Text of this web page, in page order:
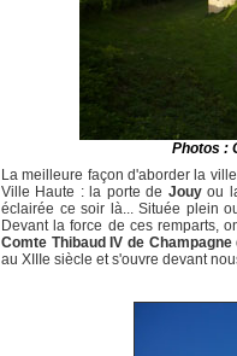
Photos :
La meilleure façon d'aborder la
Ville Haute : la porte de Jouyou
éclairée ce soir là... Située plein
Devant la force de ces remparts,
Comte Thibaud IV de Champagne
au XIIIe siècle et s'ouvre devant